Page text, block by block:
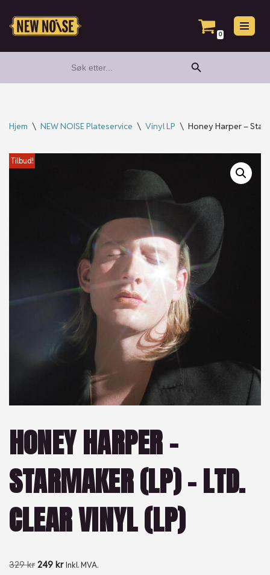
Hopp
0
for:
Search Button
Hjem \ NEW NOISE Plateservice \ Vinyl LP \ Honey Harper –
Tilbud!
HONEY HARPER –
STARMAKER (LP) – LTD.
CLEAR VINYL (LP)
329kr 249 kr Inkl. MVA.